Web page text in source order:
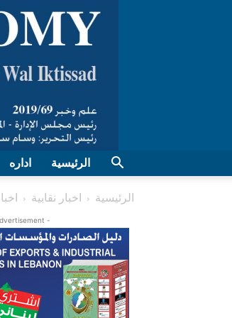
اداره الرئيسية
الرئيسية اخبار نقابية
- Advertisement -